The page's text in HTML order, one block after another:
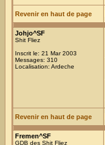
Revenir en haut de page
Johjo^SF
Shit Fliez
Inscrit le: 21 Mar 2003
Messages: 310
Localisation: Ardeche
Revenir en haut de page
Fremen^SF
GDB des Shit Fliez